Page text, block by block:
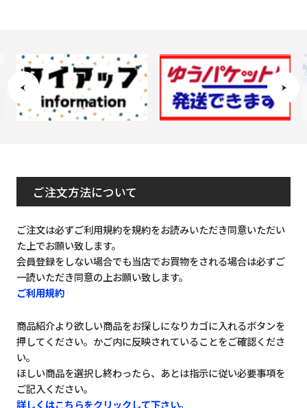
ご注文方法について
ご注文は必ずご利用規約を規約をお読みいただき同意いただい
た上でお願い致します。
会員登録をしない場合でも当店でお買物をされる場合は必ずご
一読いただき同意の上お願い致します。
ご利用規約
商品紹介より欲しい商品をお探しになりカゴに入れるボタンを
押してください。かご内に反映されていることをご確認くださ
い。
ほしい商品を選択し終わったら、あとは指示に従い必要事項を
ご記入ください。
詳しくはこちらをクリックして下さい。